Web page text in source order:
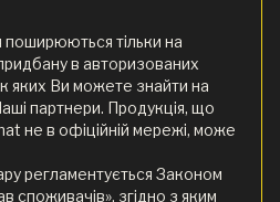
поширюються тільки на
в авторизованих
яких Ви можете знайти на
партнери. Продукція, що
не в офіційній мережі, може
регламентується Законом
споживачів», згідно з яким